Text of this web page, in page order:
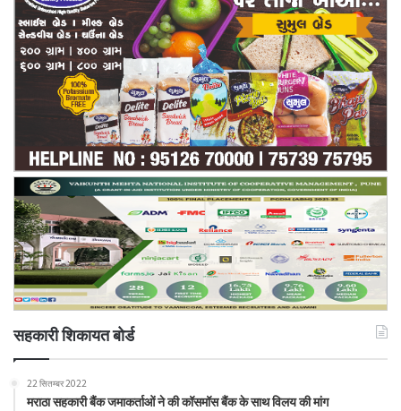
सहकारी शिकायत बोर्ड
22 सितम्बर 2022
मराठा सहकारी बैंक जमाकर्ताओं ने की कॉसमॉस बैंक के साथ विलय की मांग